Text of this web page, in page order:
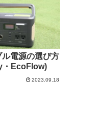
ル電源の選び方
・EcoFlow)
2023.09.18